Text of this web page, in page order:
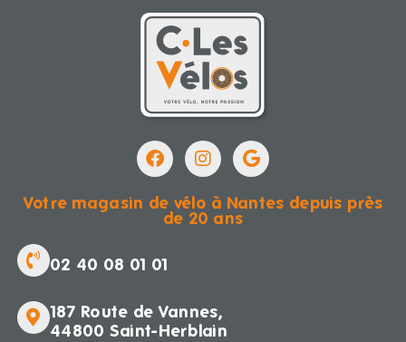
Votre magasin de vélo à Nantes depuis près
de 20 ans
02 40 08 01 01
187 Route de Vannes,
44800 Saint-Herblain